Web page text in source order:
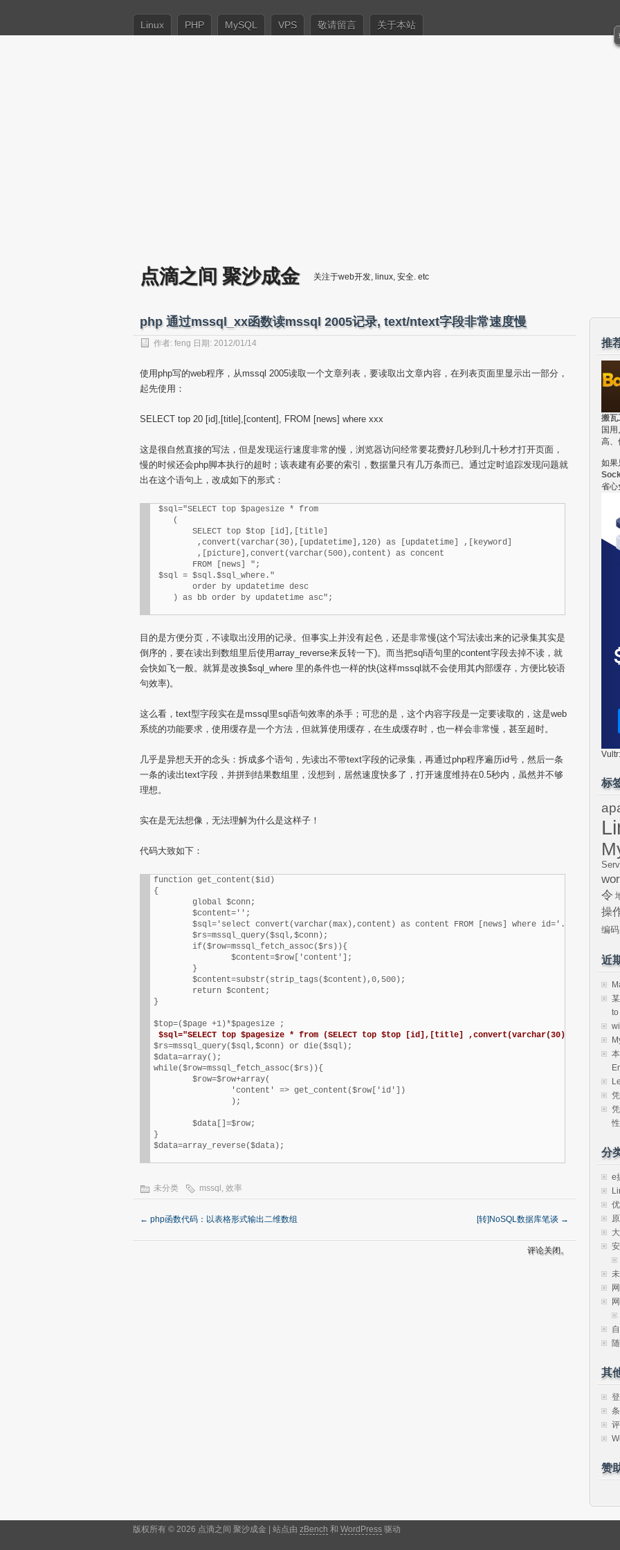
Linux PHP MySQL VPS 敬请留言 关于本站
点滴之间 聚沙成金 关注于web开发, linux, 安全. etc
php 通过mssql_xx函数读mssql 2005记录, text/ntext字段非常速度慢
作者: feng 日期: 2012/01/14
使用php写的web程序，从mssql 2005读取一个文章列表，要读取出文章内容，在列表页面里显示出一部分，
起先使用：
SELECT top 20 [id],[title],[content], FROM [news] where xxx
这是很自然直接的写法，但是发现运行速度非常的慢，浏览器访问经常要花费好几秒到几十秒才打开页面，
慢的时候还会php脚本执行的超时；该表建有必要的索引，数据量只有几万条而已。通过定时追踪发现问题就
出在这个语句上，改成如下的形式：
$sql="SELECT top $pagesize * from
(
SELECT top $top [id],[title]
,convert(varchar(30),[updatetime],120) as [updatetime] ,[keyword]
,[picture],convert(varchar(500),content) as concent
FROM [news] ";
$sql = $sql.$sql_where."
        order by updatetime desc
    ) as bb order by updatetime asc";
目的是方便分页，不读取出没用的记录。但事实上并没有起色，还是非常慢(这个写法读出来的记录集其实是
倒序的，要在读出到数组里后使用array_reverse来反转一下)。而当把sql语句里的content字段去掉不读，就
会快如飞一般。就算是改换$sql_where 里的条件也一样的快(这样mssql就不会使用其内部缓存，方便比较语
句效率)。
这么看，text型字段实在是mssql里sql语句效率的杀手；可悲的是，这个内容字段是一定要读取的，这是web
系统的功能要求，使用缓存是一个方法，但就算使用缓存，在生成缓存时，也一样会非常慢，甚至超时。
几乎是异想天开的念头：拆成多个语句，先读出不带text字段的记录集，再通过php程序遍历id号，然后一条
一条的读出text字段，并拼到结果数组里，没想到，居然速度快多了，打开速度维持在0.5秒内，虽然并不够
理想。
实在是无法想像，无法理解为什么是这样子！
代码大致如下：
function get_content($id)
{
}
$sql="SELECT top $pagesize * from (SELECT top $top [id],[title]
$rs=mssql_query($sql,$conn) or die($sql);
$data=array();
while($row=mssql_fetch_assoc($rs)){
}
$data=array_reverse($data);
未分类 mssql , 效率
← php函数代码：以表格形式输出二维数组 [转]NoSQL数据库笔谈 →
评论关闭。
推
搬瓦
国
高、
如果
省心
标
令
操
编码
近
to
分
e
其
赞
版权所有 © 2026 点滴之间 聚沙成金 | 站点由 zBench 和 WordPress 驱动